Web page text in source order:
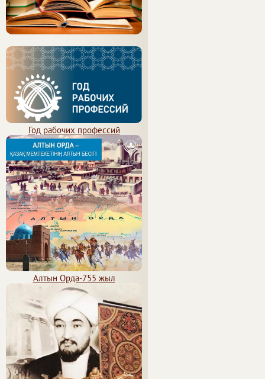
Год рабочих профессий
Алтын Орда-755 жыл